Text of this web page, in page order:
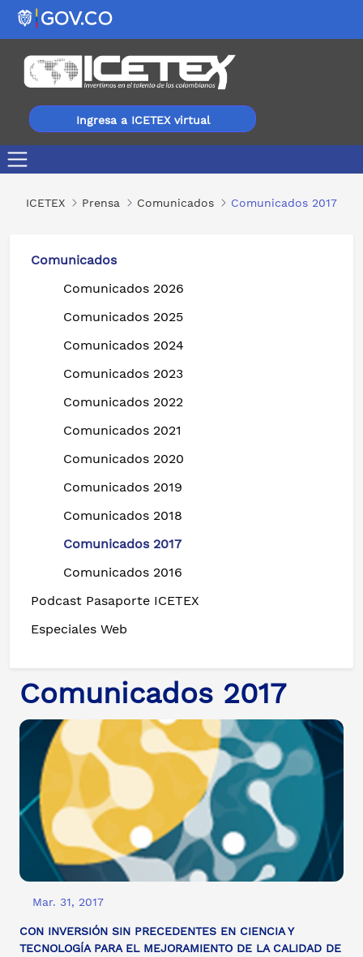
Ingresa a ICETEX virtual
ICETEX Prensa Comunicados Comunicados 2017
Comunicados
Comunicados 2026
Comunicados 2025
Comunicados 2024
Comunicados 2023
Comunicados 2022
Comunicados 2021
Comunicados 2020
Comunicados 2019
Comunicados 2018
Comunicados 2017
Comunicados 2016
Podcast Pasaporte ICETEX
Especiales Web
Comunicados 2017
Mar. 31, 2017
CON INVERSIÓN SIN PRECEDENTES EN CIENCIA Y
TECNOLOGÍA PARA EL MEJORAMIENTO DE LA CALIDAD DE